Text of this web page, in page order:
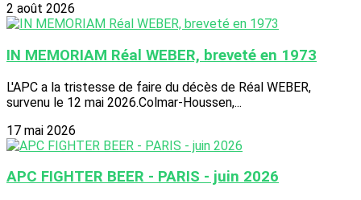
2 août 2026
IN MEMORIAM Réal WEBER, breveté en 1973
L'APC a la tristesse de faire du décès de Réal WEBER,
survenu le 12 mai 2026.Colmar-Houssen,...
17 mai 2026
APC FIGHTER BEER - PARIS - juin 2026